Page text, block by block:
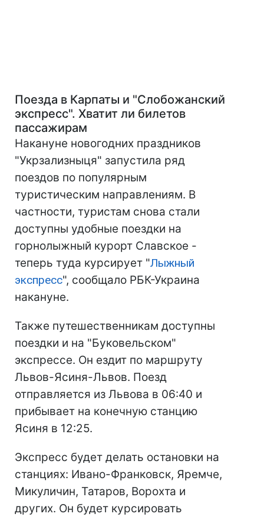
Поезда в Карпаты и "Слобожанский
экспресс". Хватит ли билетов
пассажирам
Накануне новогодних праздников
"Укрзализныця" запустила ряд
поездов по популярным
туристическим направлениям. В
частности, туристам снова стали
доступны удобные поездки на
горнолыжный курорт Славское -
теперь туда курсирует "Лыжный
экспресс", сообщало РБК-Украина
накануне.
Также путешественникам доступны
поездки и на "Буковельском"
экспрессе. Он ездит по маршруту
Львов-Ясиня-Львов. Поезд
отправляется из Львова в 06:40 и
прибывает на конечную станцию
Ясиня в 12:25.
Экспресс будет делать остановки на
станциях: Ивано-Франковск, Яремче,
Микуличин, Татаров, Ворохта и
других. Он будет курсировать